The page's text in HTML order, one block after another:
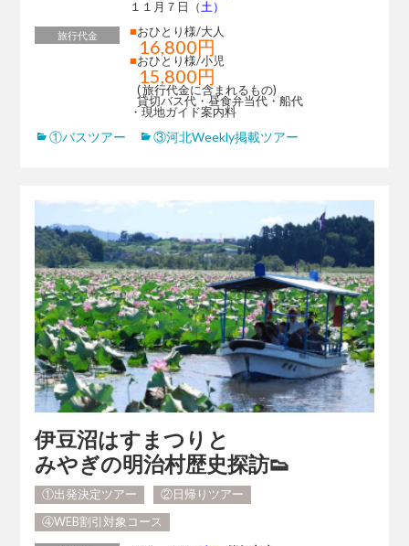
１１月７日（土）
旅行代金 ■おひとり様/大人
16,800円
■おひとり様/小児
15,800円
( 旅行代金に含まれるもの)
貸切バス代・昼食弁当代・船代
・現地ガイド案内料
①バスツアー ③河北Weekly掲載ツアー
伊豆沼はすまつりと
みやぎの明治村歴史探訪👟
①出発決定ツアー
②日帰りツアー
④WEB割引対象コース